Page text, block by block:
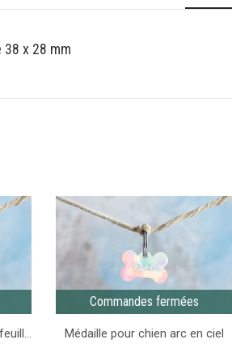
x 28 mm
Commandes fermées
Médaille pour chien arc en ciel